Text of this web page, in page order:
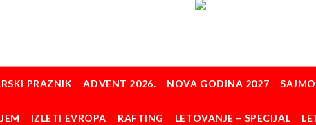
PRAZNIK ADVENT 2026. NOVA GODINA 2027
IZLETI EVROPA RAFTING LETOVANJE – SPECIJAL